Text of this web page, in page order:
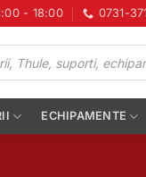
- 18:00 0731-
ECHIPAMENTE